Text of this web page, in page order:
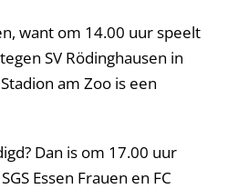
want om 14.00 uur speelt
SV Rödinghausen in
am Zoo is een
Dan is om 17.00 uur
Essen Frauen en FC